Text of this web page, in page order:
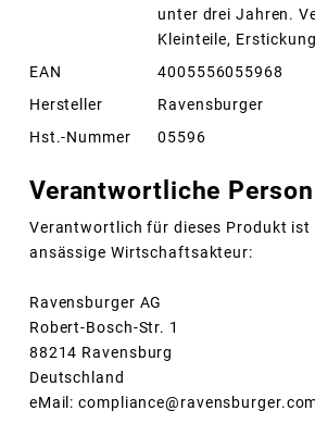
unter drei Jahren.
Kleinteile,
EAN
4005556055968
Hersteller
Ravensburger
Hst.-Nummer
05596
Verantwortliche
Verantwortlich für dieses Produkt ist
ansässige Wirtschaftsakteur:
Ravensburger AG
Robert-Bosch-Str. 1
88214 Ravensburg
Deutschland
eMail: